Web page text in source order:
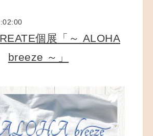
個展「～ ALOHA
breeze ～」